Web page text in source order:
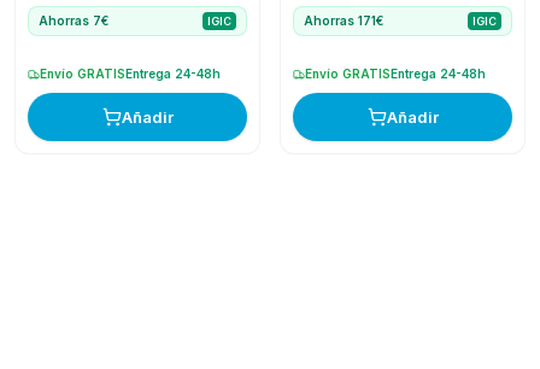
Ahorras 7€ IGIC
Envío GRATIS Entrega 24-48h
Añadir
Ahorras 171€ IGIC
Envío GRATIS Entrega 24-48h
Añadir